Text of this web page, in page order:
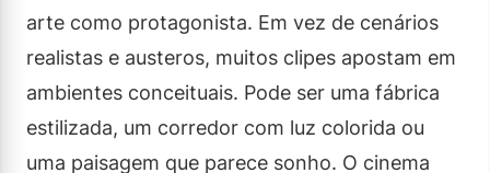
arte como protagonista. Em vez de cenários
realistas e austeros, muitos clipes apostam em
ambientes conceituais. Pode ser uma fábrica
estilizada, um corredor com luz colorida ou
uma paisagem que parece sonho. O cinema